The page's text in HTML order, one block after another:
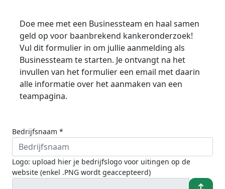
Doe mee met een Businessteam en haal samen
geld op voor baanbrekend kankeronderzoek!
Vul dit formulier in om jullie aanmelding als
Businessteam te starten. Je ontvangt na het
invullen van het formulier een email met daarin
alle informatie over het aanmaken van een
teampagina.
Bedrijfsnaam *
Logo: upload hier je bedrijfslogo voor uitingen op de
website (enkel .PNG wordt geaccepteerd)